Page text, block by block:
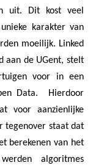
uit. Dit kost veel
karakter van
moeilijk. Linked
aan de UGent, stelt
voor in een
Data. Hierdoor
voor aanzienlijke
tegenover staat dat
berekenen van het
algoritmes